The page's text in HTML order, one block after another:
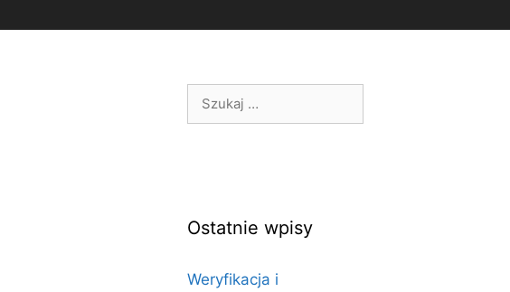
Ostatnie wpisy
Weryfikacja i